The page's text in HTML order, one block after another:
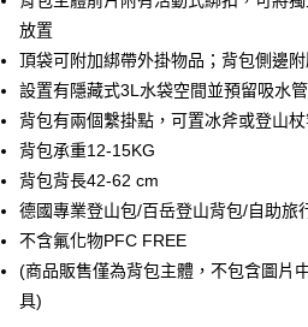
國泰世華商業銀行
兆豐
臺灣中小企業銀行
匯豐（台灣）商業銀行
華泰
聯邦商業銀行
遠東
元大商業銀行
永豐商
台新國際商業銀行
台灣樂天信用卡公司
上海商業儲蓄銀行
臺灣中小企業銀行
台中
匯豐（台灣）商業銀行
華泰商
聯邦商業銀行
遠東
元大商業銀行
玉山商業銀行
台灣樂天信用卡公司
Apple Pay
悠遊付
Google Pay
全盈+PAY
大哥付你分期
【大哥付你分期使用說明】
1.本服務由台灣大哥大提供，台灣大哥大用戶
2.付款方式選擇「大哥付你分期」，訂單成立
ATM付款
放置
頂袋可附加綁帶外掛物品；背包側邊
設置有隱藏式3L水袋空間並預留吸水
背包有兩個繫掛點，可置冰斧或登山
背包承重12-15KG
背包背長42-62 cm
德國專業登山包/百岳登山背包/自助旅
不含氟化物PFC FREE
(商品販售僅為背包主體，不包含圖片
具)